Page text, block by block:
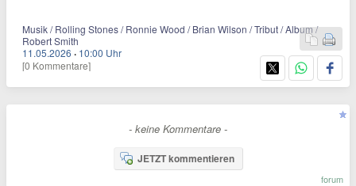
Musik / Rolling Stones / Ronnie Wood / Brian Wilson / Tribut / Album /
Robert Smith
11.05.2026 · 10:00 Uhr
[0 Kommentare]
- keine Kommentare -
JETZT kommentieren
forum